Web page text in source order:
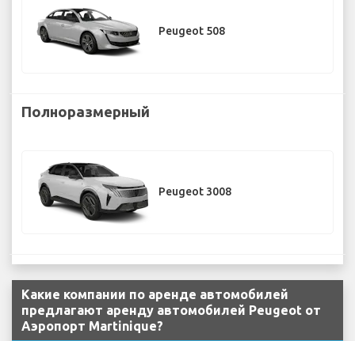
Peugeot 508
Полноразмерный
Peugeot 3008
Какие компании по аренде автомобилей
предлагают аренду автомобилей Peugeot от
Аэропорт Martinique?